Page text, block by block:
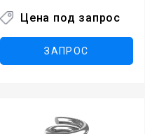
Цена под запрос
ЗАПРОС